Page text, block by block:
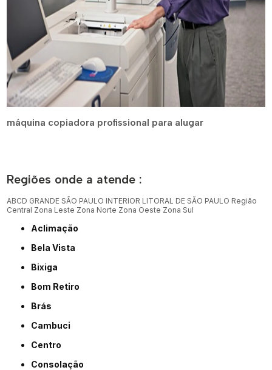
máquina copiadora profissional para alugar
Regiões onde a atende :
ABCD GRANDE SÃO PAULO INTERIOR LITORAL DE SÃO PAULO Região
Central Zona Leste Zona Norte Zona Oeste Zona Sul
Aclimação
Bela Vista
Bixiga
Bom Retiro
Brás
Cambuci
Centro
Consolação